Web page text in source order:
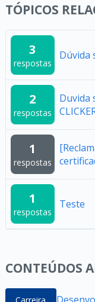
TÓPICOS
3
respostas
Dúvida
2
respostas
Duvida
1
respostas
1
respostas
Teste
CONTEÚDOS